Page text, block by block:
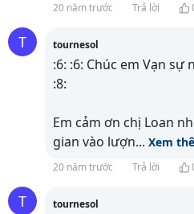
20 năm trước Trả lời
T tournesol
:6: :6: Chúc em Vạn sự
:8:
Em cảm ơn chị Loan
gian vào lượn... Xem
20 năm trước Trả lời
T tournesol